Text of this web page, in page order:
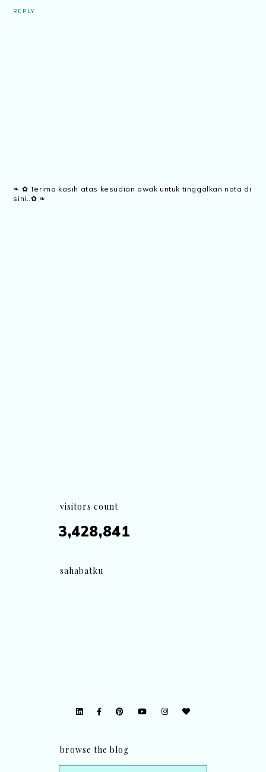
REPLY
❧ ✿ Terima kasih atas kesudian awak untuk tinggalkan nota di
sini..✿ ❧
visitors count
3,428,841
sahabatku
browse the blog